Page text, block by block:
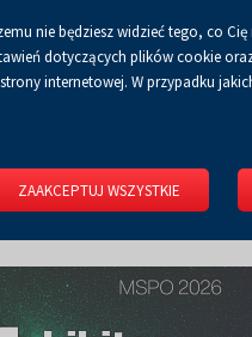
Dla mediów BIP Polityka
nie będziesz widzieć tego, co
dotyczących plików cookie
internetowej. W przypadku
ZAAKCEPTUJ WSZYSTKIE